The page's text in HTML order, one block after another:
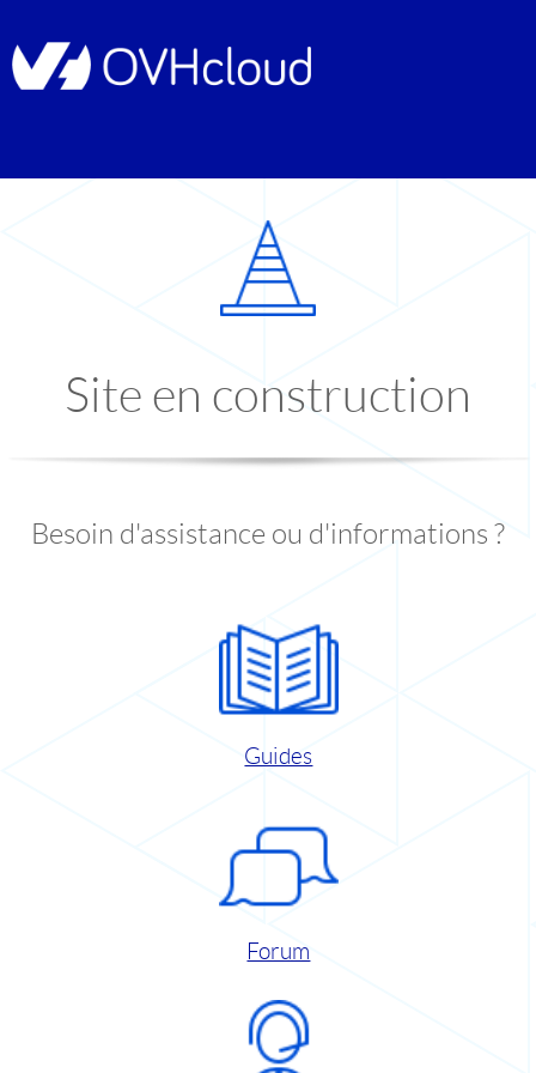
Site en construction
Besoin d'assistance ou d'informations ?
Guides
Forum